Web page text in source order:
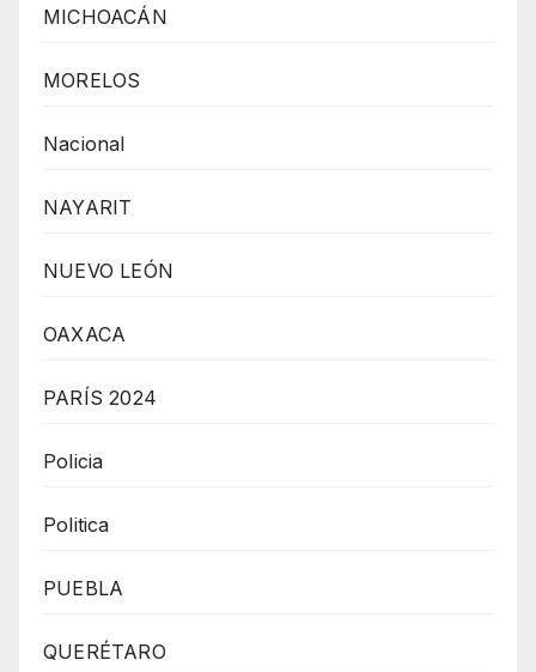
MICHOACÁN
MORELOS
Nacional
NAYARIT
NUEVO LEÓN
OAXACA
PARÍS 2024
Policia
Politica
PUEBLA
QUERÉTARO